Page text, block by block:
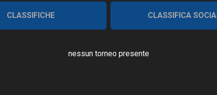
CLASSIFICHE CLASSIFICA
nessun torneo presente